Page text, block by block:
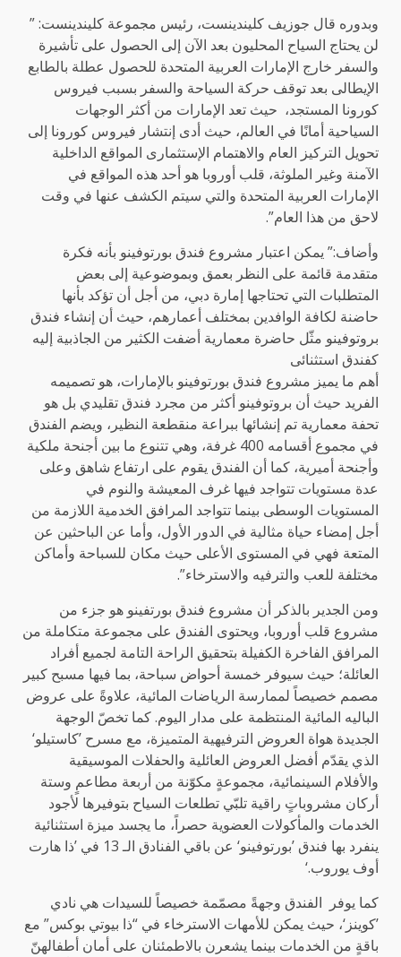
وبدوره قال جوزيف كليندينست، رئيس مجموعة كليندينست: ”
لن يحتاج السياح المحليون بعد الآن إلى الحصول على تأشيرة
والسفر خارج الإمارات العربية المتحدة للحصول عطلة بالطابع
الإيطالى بعد توقف حركة السياحة والسفر بسبب فيروس
كورونا المستجد، حيث تعد الإمارات من أكثر الوجهات
السياحية أمانًا في العالم، حيث أدى إنتشار فيروس كورونا إلى
تحويل التركيز العام والاهتمام الإستثمارى المواقع الداخلية
الآمنة وغير الملوثة، قلب أوروبا هو أحد هذه المواقع في
الإمارات العربية المتحدة والتي سيتم الكشف عنها في وقت
لاحق من هذا العام”.
وأضاف:” يمكن اعتبار مشروع فندق بورتوفينو بأنه فكرة
متقدمة قائمة على النظر بعمق وبموضوعية إلى بعض
المتطلبات التي تحتاجها إمارة دبي، من أجل أن تؤكد بأنها
حاضنة لكافة الوافدين بمختلف أعمارهم، حيث أن إنشاء فندق
بروتوفينو مثّل حاضرة معمارية أضفت الكثير من الجاذبية إليه
كفندق استثنائى
أهم ما يميز مشروع فندق بورتوفينو بالإمارات، هو تصميمه
الفريد حيث أن بروتوفينو أكثر من مجرد فندق تقليدي بل هو
تحفة معمارية تم إنشائها ببراعة منقطعة النظير، ويضم الفندق
في مجموع أقسامه 400 غرفة، وهي تتنوع ما بين أجنحة ملكية
وأجنحة أميرية، كما أن الفندق يقوم على ارتفاع شاهق وعلى
عدة مستويات تتواجد فيها غرف المعيشة والنوم في
المستويات الوسطى بينما تتواجد المرافق الخدمية اللازمة من
أجل إمضاء حياة مثالية في الدور الأول، وأما عن الباحثين عن
المتعة فهي في المستوى الأعلى حيث مكان للسباحة وأماكن
مختلفة للعب والترفيه والاسترخاء”.
ومن الجدير بالذكر أن مشروع فندق بورتفينو هو جزء من
مشروع قلب أوروبا، ويحتوى الفندق على مجموعة متكاملة من
المرافق الفاخرة الكفيلة بتحقيق الراحة التامة لجميع أفراد
العائلة؛ حيث سيوفر خمسة أحواض سباحة، بما فيها مسبح كبير
مصمم خصيصاً لممارسة الرياضات المائية، علاوةً على عروض
الباليه المائية المنتظمة على مدار اليوم. كما تخصّ الوجهة
الجديدة هواة العروض الترفيهية المتميزة، مع مسرح ’كاستيلو‘
الذي يقدّم أفضل العروض العائلية والحفلات الموسيقية
والأفلام السينمائية، مجموعةٍ مكوّنة من أربعة مطاعمٍ وستة
أركان مشروباتٍ راقية تلبّي تطلعات السياح بتوفيرها لأجود
الخدمات والمأكولات العضوية حصراً، ما يجسد ميزة استثنائية
ينفرد بها فندق ’بورتوفينو‘ عن باقي الفنادق الـ 13 في ’ذا هارت
أوف يوروب.‘
كما يوفر الفندق وجهةً مصمّمة خصيصاً للسيدات هي نادي
’كوينز‘، حيث يمكن للأمهات الاسترخاء في “ذا بيوتي بوكس” مع
باقةٍ من الخدمات بينما يشعرن بالاطمئنان على أمان أطفالهنّ